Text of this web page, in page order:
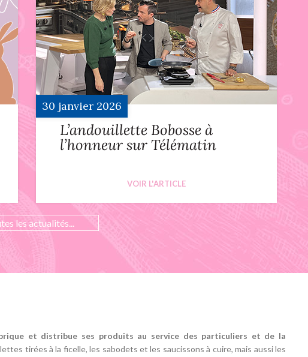
30 janvier 2026
L’andouillette Bobosse à
l’honneur sur Télématin
VOIR L'ARTICLE
les actualités...
et distribue ses produits au service des particuliers et de la
tirées à la ficelle, les sabodets et les saucissons à cuire, mais aussi les